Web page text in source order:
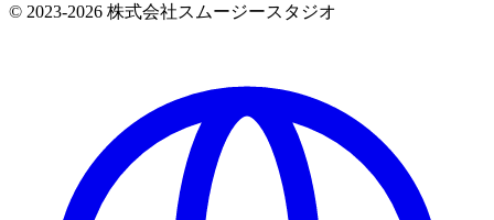
© 2023-2026 株式会社スムージースタジオ